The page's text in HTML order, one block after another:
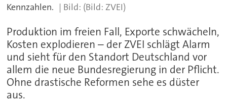
Kennzahlen.
(Bild: ZVEI)
Produktion im freien Fall, Exporte schwächeln,
Kosten explodieren – der ZVEI schlägt Alarm
und sieht für den Standort Deutschland vor
allem die neue Bundesregierung in der Pflicht.
Ohne drastische Reformen sehe es düster
aus.